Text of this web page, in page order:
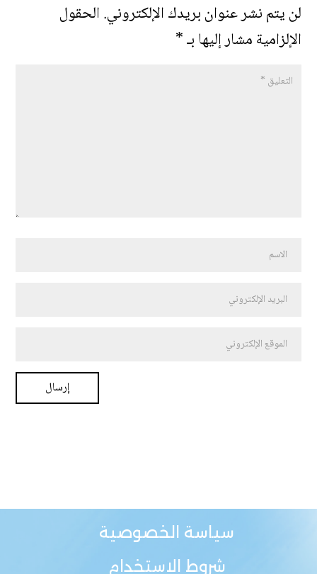
لن يتم نشر عنوان بريدك الإلكتروني.الحقول
الإلزامية مشار إليها بـ*
سياسة الخصوصية
شروط الاستخدام